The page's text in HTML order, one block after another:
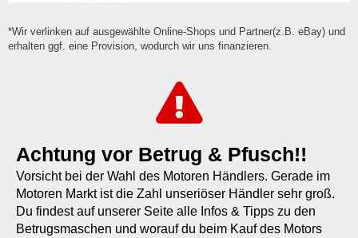
*Wir verlinken auf ausgewählte Online-Shops und Partner(z.B. eBay) und
erhalten ggf. eine Provision, wodurch wir uns finanzieren.
Achtung vor Betrug & Pfusch!!
Vorsicht bei der Wahl des Motoren Händlers. Gerade im
Motoren Markt ist die Zahl unseriöser Händler sehr groß.
Du findest auf unserer Seite alle Infos & Tipps zu den
Betrugsmaschen und worauf du beim Kauf des Motors